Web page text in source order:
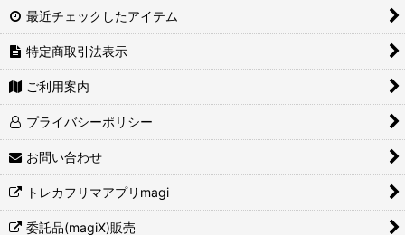
最近チェックしたアイテム
特定商取引法表示
ご利用案内
プライバシーポリシー
お問い合わせ
トレカフリマアプリmagi
委託品(magiX)販売